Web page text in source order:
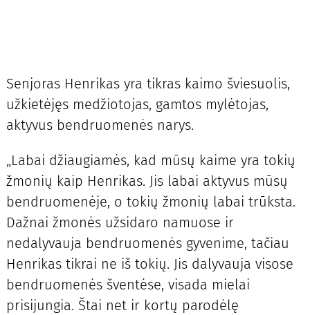
Senjoras Henrikas yra tikras kaimo šviesuolis,
užkietėjęs medžiotojas, gamtos mylėtojas,
aktyvus bendruomenės narys.
„Labai džiaugiamės, kad mūsų kaime yra tokių
žmonių kaip Henrikas. Jis labai aktyvus mūsų
bendruomenėje, o tokių žmonių labai trūksta.
Dažnai žmonės užsidaro namuose ir
nedalyvauja bendruomenės gyvenime, tačiau
Henrikas tikrai ne iš tokių. Jis dalyvauja visose
bendruomenės šventėse, visada mielai
prisijungia. Štai net ir kortų parodėlę